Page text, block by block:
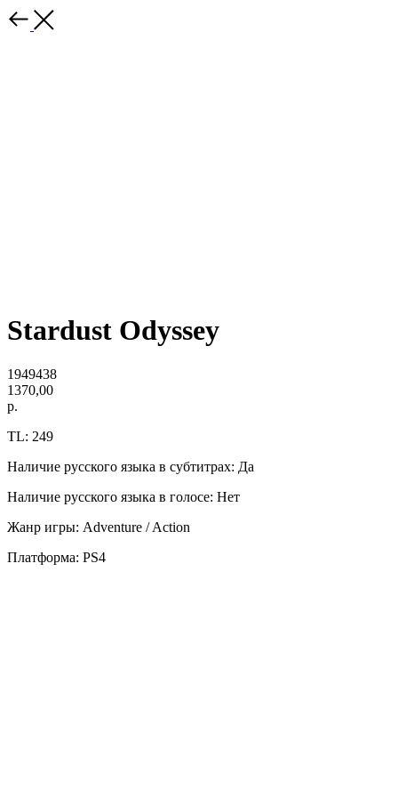
Stardust Odyssey
1949438
1370,00
р.
TL: 249
Наличие русского языка в субтитрах: Да
Наличие русского языка в голосе: Нет
Жанр игры: Adventure / Action
Платформа: PS4